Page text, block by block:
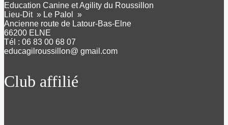
Education Canine et Agility du Roussillon
Lieu-Dit » Le Palol »
Ancienne route de Latour-Bas-Elne
66200 ELNE
Tél : 06 83 00 68 07
educagilroussillon@ gmail.com
Club affilié